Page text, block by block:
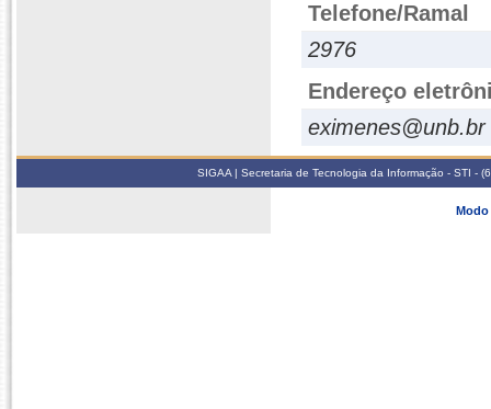
Telefone/Ramal
2976
Endereço
eximenes@unb.br
SIGAA | Secretaria de Tecnologia da Informação - STI -
Modo